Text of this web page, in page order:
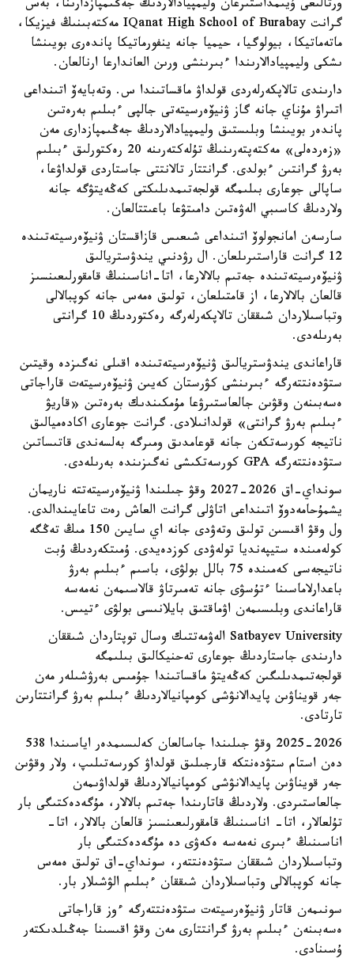
ورتالىعى ۇيىمداستىرعان وليمپيادالاردىڭ جەڭىمپازدارىنا، بەس
گرانت IQanat High School of Burabay مەكتەبىنىڭ فيزيكا،
ماتەماتيكا، بيولوگيا، حيميا جانە ينفورماتيكا پاندەرى بويىنشا
ىشكى وليمپيادالارىندا ءبىرىنشى ورىن العاندارعا ارنالعان.
دارىندى تالاپكەرلەردى قولداۋ ماقساتىندا س. وتەبايەۆ اتىنداعى
اتىراۋ مۇناي جانە گاز ۋنيۆەرسيتەتى جالپى ءبىلىم بەرەتىن
پاندەر بويىنشا وبلىستىق وليمپيادالاردىڭ جەڭىمپازدارى مەن
«زەردەلى» مەكتەپتەرىنىڭ تۇلەكتەرىنە 20 رەكتورلىق ءبىلىم
بەرۋ گرانتىن ءبولدى. گرانتتار تالانتتى جاستاردى قولداۋعا،
ساپالى جوعارى بىلىمگە قولجەتىمدىلىكتى كەڭەيتۋگە جانە
ولاردىڭ كاسىبي الەۋەتىن دامىتۋعا باعىتتالعان.
سارسەن امانجولوۆ اتىنداعى شىعىس قازاقستان ۋنيۆەرسيتەتىندە
12 گرانت قاراستىرىلعان. ال رۋدنىي يندۋستريالىق
ۋنيۆەرسيتەتىندە جەتىم بالالارعا، اتا-اناسىنىڭ قامقورلىعىنسىز
قالعان بالالارعا، از قامتىلعان، تولىق ەمەس جانە كوپبالالى
وتباسىلاردان شىققان تالاپكەرلەرگە رەكتوردىڭ 10 گرانتى
بەرىلەدى.
قاراعاندى يندۋستريالىق ۋنيۆەرسيتەتىندە اقىلى نەگىزدە وقيتىن
ستۋدەنتتەرگە ءبىرىنشى كۋرستان كەيىن ۋنيۆەرسيتەت قاراجاتى
ەسەبىنەن وقۋىن جالعاستىرۋعا مۇمكىندىك بەرەتىن «قاريۋ
ءبىلىم بەرۋ گرانتى» قولدانىلادى. گرانت جوعارى اكادەميالىق
ناتيجە كورسەتكەن جانە قوعامدىق ومىرگە بەلسەندى قاتىساتىن
ستۋدەنتتەرگە GPA كورسەتكىشى نەگىزىندە بەرىلەدى.
سونداي-اق 2026-2027 وقۋ جىلىندا ۋنيۆەرسيتەتتە ناريمان
يشمۇحامەدوۆ اتىنداعى اتاۋلى گرانت العاش رەت تاعايىندالدى.
ول وقۋ اقىسىن تولىق وتەۋدى جانە اي سايىن 150 مىڭ تەڭگە
كولەمىندە ستيپەنديا تولەۋدى كوزدەيدى. ۇمىتكەردىڭ ۇبت
ناتيجەسى كەمىندە 75 بالل بولۋى، باسىم ءبىلىم بەرۋ
باعدارلاماسىنا ءتۇسۋى جانە تەمىرتاۋ قالاسىمەن نەمەسە
قاراعاندى وبلىسىمەن اۋماقتىق بايلانىسى بولۋى ءتيىس.
Satbayev University الەۋمەتتىك وسال توپتاردان شىققان
دارىندى جاستاردىڭ جوعارى تەحنيكالىق بىلىمگە
قولجەتىمدىلىگىن كەڭەيتۋ ماقساتىندا جۇمىس بەرۋشىلەر مەن
جەر قويناۋىن پايدالانۋشى كومپانيالاردىڭ ءبىلىم بەرۋ گرانتتارىن
تارتادى.
2025-2026 وقۋ جىلىندا جاسالعان كەلىسىمدەر اياسىندا 538
دەن استام ستۋدەنتكە قارجىلىق قولداۋ كورسەتىلىپ، ولار وقۋىن
جەر قويناۋىن پايدالانۋشى كومپانيالاردىڭ قولداۋىمەن
جالعاستىردى. ولاردىڭ قاتارىندا جەتىم بالالار، مۇگەدەكتىگى بار
تۇلعالار، اتا- اناسىنىڭ قامقورلىعىنسىز قالعان بالالار، اتا-
اناسىنىڭ ءبىرى نەمەسە ەكەۋى دە مۇگەدەكتىگى بار
وتباسىلاردان شىققان ستۋدەنتتەر، سونداي-اق تولىق ەمەس
جانە كوپبالالى وتباسىلاردان شىققان ءبىلىم الۋشىلار بار.
سونىمەن قاتار ۋنيۆەرسيتەت ستۋدەنتتەرگە ءوز قاراجاتى
ەسەبىنەن ءبىلىم بەرۋ گرانتتارى مەن وقۋ اقىسىنا جەڭىلدىكتەر
ۇسىنادى.